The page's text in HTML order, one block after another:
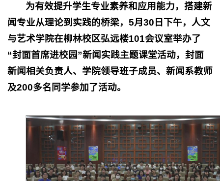
为有效提升学生专业素养和应用能力，搭建新
闻专业从理论到实践的桥梁， 5月 30 日下午，人文
与艺术学院在柳林校区弘远楼101会议室举办了
“封面首席进校园”新闻实践主题课堂活动，封面
新闻相关负责人、学院领导班子成员、新闻系教师
及200多名同学参加了活动。